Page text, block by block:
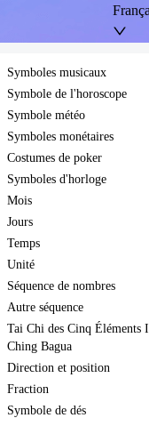
Symboles musicaux
Symbole de l'horoscope
Symbole météo
Symboles monétaires
Costumes de poker
Symboles d'horloge
Mois
Jours
Temps
Unité
Séquence de nombres
Autre séquence
Tai Chi des Cinq Éléments I
Ching Bagua
Direction et position
Fraction
Symbole de dés